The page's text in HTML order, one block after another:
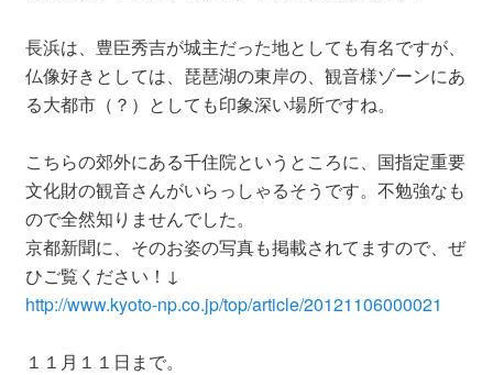
長浜は、豊臣秀吉が城主だった地としても有名ですが、
仏像好きとしては、琵琶湖の東岸の、観音様ゾーンにあ
る大都市（？）としても印象深い場所ですね。
こちらの郊外にある千住院というところに、国指定重要
文化財の観音さんがいらっしゃるそうです。不勉強なも
ので全然知りませんでした。
京都新聞に、そのお姿の写真も掲載されてますので、ぜ
ひご覧ください！↓
http://www.kyoto-np.co.jp/top/article/20121106000021
１１月１１日まで。